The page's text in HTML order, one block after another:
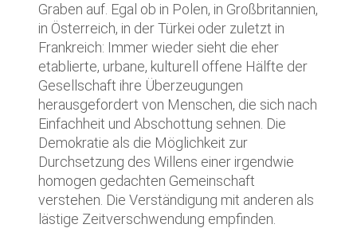
Graben auf. Egal ob in Polen, in Großbritannien,
in Österreich, in der Türkei oder zuletzt in
Frankreich: Immer wieder sieht die eher
etablierte, urbane, kulturell offene Hälfte der
Gesellschaft ihre Überzeugungen
herausgefordert von Menschen, die sich nach
Einfachheit und Abschottung sehnen. Die
Demokratie als die Möglichkeit zur
Durchsetzung des Willens einer irgendwie
homogen gedachten Gemeinschaft
verstehen. Die Verständigung mit anderen als
lästige Zeitverschwendung empfinden.